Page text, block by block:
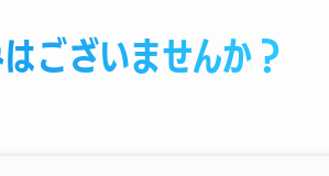
ございませんか？